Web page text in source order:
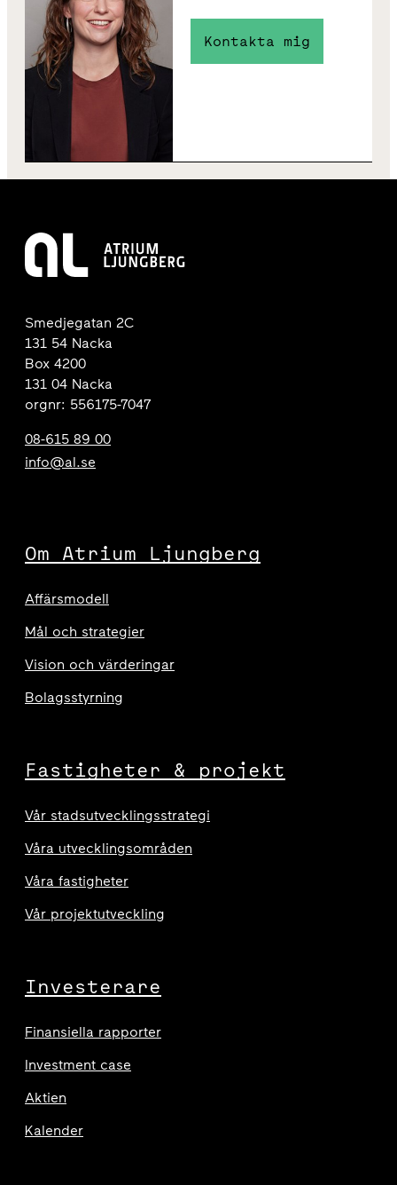
Kontakta mig
Smedjegatan 2C
131 54 Nacka
Box 4200
131 04 Nacka
orgnr: 556175-7047
08-615 89 00
info@al.se
Om Atrium Ljungberg
Affärsmodell
Mål och strategier
Vision och värderingar
Bolagsstyrning
Fastigheter & projekt
Vår stadsutvecklingsstrategi
Våra utvecklingsområden
Våra fastigheter
Vår projektutveckling
Investerare
Finansiella rapporter
Investment case
Aktien
Kalender